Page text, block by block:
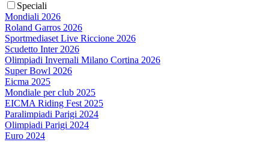
Speciali
Mondiali 2026
Roland Garros 2026
Sportmediaset Live Riccione 2026
Scudetto Inter 2026
Olimpiadi Invernali Milano Cortina 2026
Super Bowl 2026
Eicma 2025
Mondiale per club 2025
EICMA Riding Fest 2025
Paralimpiadi Parigi 2024
Olimpiadi Parigi 2024
Euro 2024